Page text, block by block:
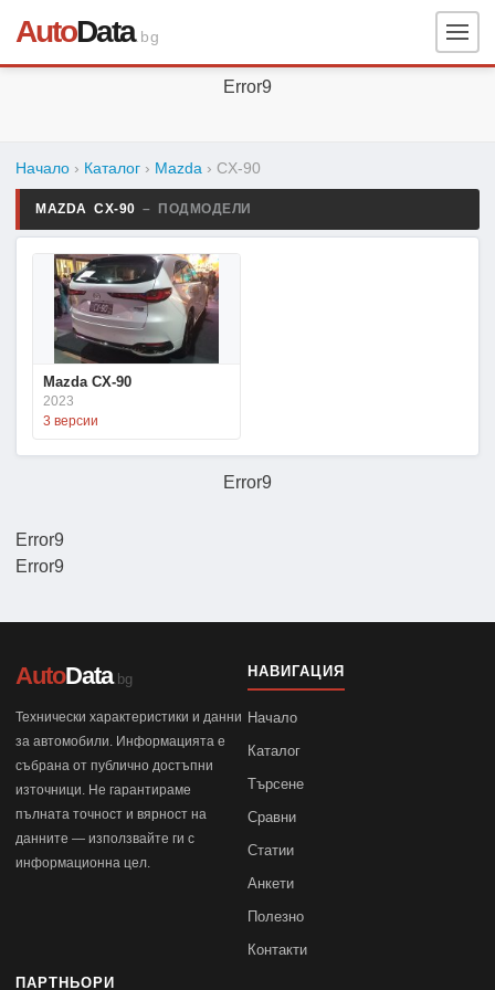
AutoData.bg
Error9
Error9
Начало › Каталог › Mazda › CX-90
MAZDA CX-90 – ПОДМОДЕЛИ
Mazda CX-90
2023
3 версии
Error9
Error9
AutoData.bg
Технически характеристики и данни
за автомобили. Информацията е
събрана от публично достъпни
източници. Не гарантираме
пълната точност и вярност на
данните — използвайте ги с
информационна цел.
НАВИГАЦИЯ
Начало
Каталог
Търсене
Сравни
Статии
Анкети
Полезно
Контакти
ПАРТНЬОРИ